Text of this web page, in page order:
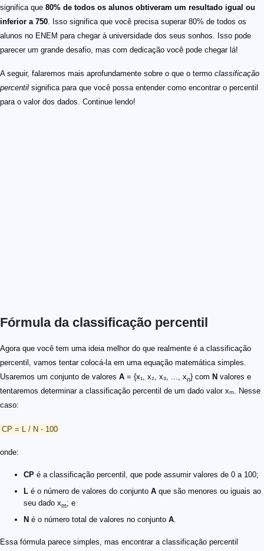
significa que 80% de todos os alunos obtiveram um resultado igual ou
inferior a 750. Isso significa que você precisa superar 80% de todos os
alunos no ENEM para chegar à universidade dos seus sonhos. Isso pode
parecer um grande desafio, mas com dedicação você pode chegar lá!
A seguir, falaremos mais aprofundamente sobre o que o termo classificação
percentil significa para que você possa entender como encontrar o percentil
para o valor dos dados. Continue lendo!
Fórmula da classificação percentil
Agora que você tem uma ideia melhor do que realmente é a classificação
percentil, vamos tentar colocá-la em uma equação matemática simples.
Usaremos um conjunto de valores A = {x₁, x₂, x₃, ..., xn} com N valores e
tentaremos determinar a classificação percentil de um dado valor xₘ. Nesse
caso:
CP = L / N ⋅ 100
onde:
CP é a classificação percentil, que pode assumir valores de 0 a 100;
L é o número de valores do conjunto A que são menores ou iguais ao
seu dado xm; e
N é o número total de valores no conjunto A.
Essa fórmula parece simples, mas encontrar a classificação percentil